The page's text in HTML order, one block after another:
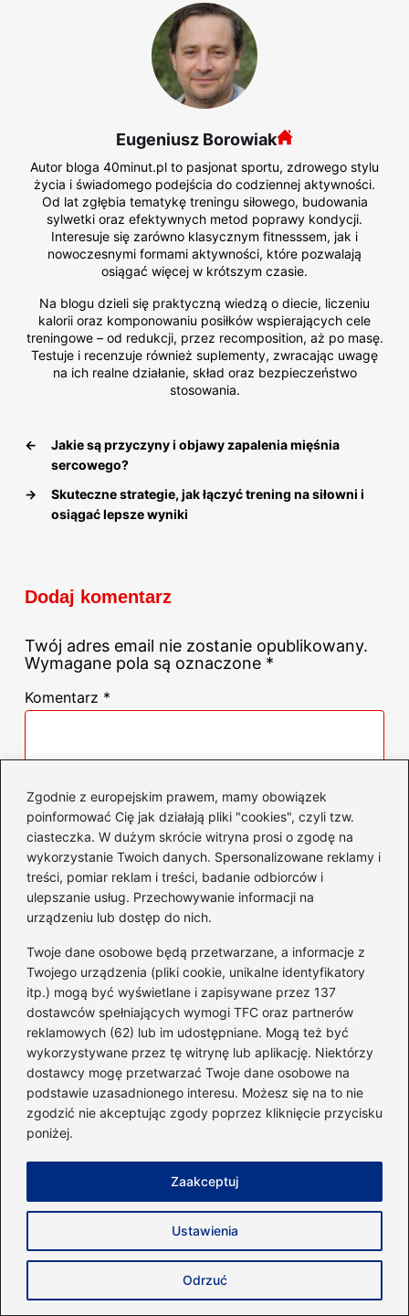
Zgodnie z europejskim prawem, mamy obowiązek
poinformować Cię jak działają pliki "cookies", czyli tzw.
ciasteczka. W dużym skrócie witryna prosi o zgodę na
wykorzystanie Twoich danych. Spersonalizowane reklamy i
treści, pomiar reklam i treści, badanie odbiorców i
ulepszanie usług. Przechowywanie informacji na
urządzeniu lub dostęp do nich.
Twoje dane osobowe będą przetwarzane, a informacje z
Twojego urządzenia (pliki cookie, unikalne identyfikatory
itp.) mogą być wyświetlane i zapisywane przez 137
dostawców spełniających wymogi TFC oraz partnerów
reklamowych (62) lub im udostępniane. Mogą też być
wykorzystywane przez tę witrynę lub aplikację. Niektórzy
dostawcy mogę przetwarzać Twoje dane osobowe na
podstawie uzasadnionego interesu. Możesz się na to nie
zgodzić nie akceptując zgody poprzez kliknięcie przycisku
poniżej.
Ustawienia
Odrzuć
Zaakceptuj
Eugeniusz Borowiak
Autor bloga 40minut.pl to pasjonat sportu, zdrowego stylu
życia i świadomego podejścia do codziennej aktywności.
Od lat zgłębia tematykę treningu siłowego, budowania
sylwetki oraz efektywnych metod poprawy kondycji.
Interesuje się zarówno klasycznym fitnesssem, jak i
nowoczesnymi formami aktywności, które pozwalają
osiągać więcej w krótszym czasie.
Na blogu dzieli się praktyczną wiedzą o diecie, liczeniu
kalorii oraz komponowaniu posiłków wspierających cele
treningowe – od redukcji, przez recomposition, aż po masę.
Testuje i recenzuje również suplementy, zwracając uwagę
na ich realne działanie, skład oraz bezpieczeństwo
stosowania.
←
Jakie są przyczyny i objawy zapalenia mięśnia
sercowego?
→
Skuteczne strategie, jak łączyć trening na siłowni i
osiągać lepsze wyniki
Dodaj komentarz
Twój adres email nie zostanie opublikowany.
Wymagane pola są oznaczone *
Komentarz *
Nazwa*
Adres email*
Witryna internetowa
Zapamiętaj moje dane w tej przeglądarce
podczas pisania kolejnych komentarzy.
Poczytaj więcej